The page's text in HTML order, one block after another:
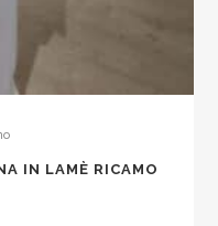
IN LAMÈ RICAMO